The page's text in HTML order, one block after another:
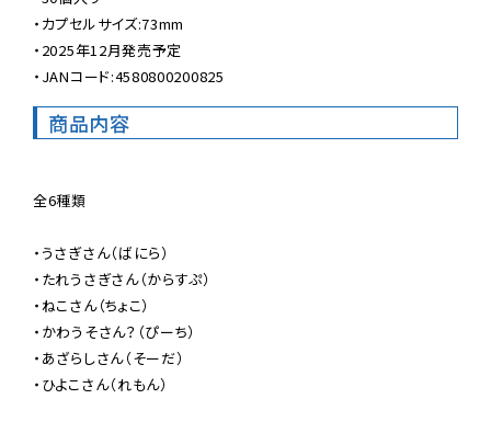
・カプセルサイズ:73mm
・2025年12月発売予定
・JANコード:4580800200825
商品内容
全6種類
・うさぎさん（ばにら）
・たれうさぎさん（からすぷ）
・ねこさん（ちょこ）
・かわうそさん？（ぴーち）
・あざらしさん（そーだ）
・ひよこさん（れもん）